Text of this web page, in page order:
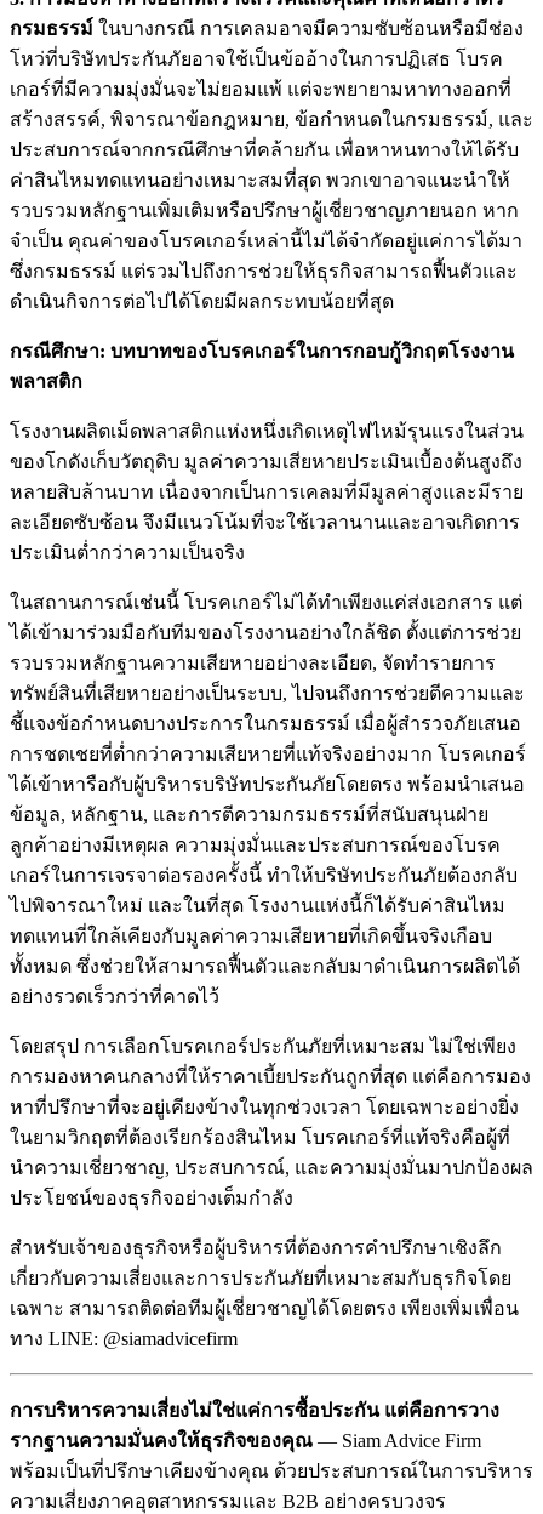
กรมธรรม์ ในบางกรณี การเคลมอาจมีความซับซ้อนหรือมีช่อง
โหว่ที่บริษัทประกันภัยอาจใช้เป็นข้ออ้างในการปฏิเสธ โบรค
เกอร์ที่มีความมุ่งมั่นจะไม่ยอมแพ้ แต่จะพยายามหาทางออกที่
สร้างสรรค์, พิจารณาข้อกฎหมาย, ข้อกำหนดในกรมธรรม์, และ
ประสบการณ์จากกรณีศึกษาที่คล้ายกัน เพื่อหาหนทางให้ได้รับ
ค่าสินไหมทดแทนอย่างเหมาะสมที่สุด พวกเขาอาจแนะนำให้
รวบรวมหลักฐานเพิ่มเติมหรือปรึกษาผู้เชี่ยวชาญภายนอก หาก
จำเป็น คุณค่าของโบรคเกอร์เหล่านี้ไม่ได้จำกัดอยู่แค่การได้มา
ซึ่งกรมธรรม์ แต่รวมไปถึงการช่วยให้ธุรกิจสามารถฟื้นตัวและ
ดำเนินกิจการต่อไปได้โดยมีผลกระทบน้อยที่สุด
กรณีศึกษา: บทบาทของโบรคเกอร์ในการกอบกู้วิกฤตโรงงาน
พลาสติก
โรงงานผลิตเม็ดพลาสติกแห่งหนึ่งเกิดเหตุไฟไหม้รุนแรงในส่วน
ของโกดังเก็บวัตถุดิบ มูลค่าความเสียหายประเมินเบื้องต้นสูงถึง
หลายสิบล้านบาท เนื่องจากเป็นการเคลมที่มีมูลค่าสูงและมีราย
ละเอียดซับซ้อน จึงมีแนวโน้มที่จะใช้เวลานานและอาจเกิดการ
ประเมินต่ำกว่าความเป็นจริง
ในสถานการณ์เช่นนี้ โบรคเกอร์ไม่ได้ทำเพียงแค่ส่งเอกสาร แต่
ได้เข้ามาร่วมมือกับทีมของโรงงานอย่างใกล้ชิด ตั้งแต่การช่วย
รวบรวมหลักฐานความเสียหายอย่างละเอียด, จัดทำรายการ
ทรัพย์สินที่เสียหายอย่างเป็นระบบ, ไปจนถึงการช่วยตีความและ
ชี้แจงข้อกำหนดบางประการในกรมธรรม์ เมื่อผู้สำรวจภัยเสนอ
การชดเชยที่ต่ำกว่าความเสียหายที่แท้จริงอย่างมาก โบรคเกอร์
ได้เข้าหารือกับผู้บริหารบริษัทประกันภัยโดยตรง พร้อมนำเสนอ
ข้อมูล, หลักฐาน, และการตีความกรมธรรม์ที่สนับสนุนฝ่าย
ลูกค้าอย่างมีเหตุผล ความมุ่งมั่นและประสบการณ์ของโบรค
เกอร์ในการเจรจาต่อรองครั้งนี้ ทำให้บริษัทประกันภัยต้องกลับ
ไปพิจารณาใหม่ และในที่สุด โรงงานแห่งนี้ก็ได้รับค่าสินไหม
ทดแทนที่ใกล้เคียงกับมูลค่าความเสียหายที่เกิดขึ้นจริงเกือบ
ทั้งหมด ซึ่งช่วยให้สามารถฟื้นตัวและกลับมาดำเนินการผลิตได้
อย่างรวดเร็วกว่าที่คาดไว้
โดยสรุป การเลือกโบรคเกอร์ประกันภัยที่เหมาะสม ไม่ใช่เพียง
การมองหาคนกลางที่ให้ราคาเบี้ยประกันถูกที่สุด แต่คือการมอง
หาที่ปรึกษาที่จะอยู่เคียงข้างในทุกช่วงเวลา โดยเฉพาะอย่างยิ่ง
ในยามวิกฤตที่ต้องเรียกร้องสินไหม โบรคเกอร์ที่แท้จริงคือผู้ที่
นำความเชี่ยวชาญ, ประสบการณ์, และความมุ่งมั่นมาปกป้องผล
ประโยชน์ของธุรกิจอย่างเต็มกำลัง
สำหรับเจ้าของธุรกิจหรือผู้บริหารที่ต้องการคำปรึกษาเชิงลึก
เกี่ยวกับความเสี่ยงและการประกันภัยที่เหมาะสมกับธุรกิจโดย
เฉพาะ สามารถติดต่อทีมผู้เชี่ยวชาญได้โดยตรง เพียงเพิ่มเพื่อน
ทาง LINE: @siamadvicefirm
การบริหารความเสี่ยงไม่ใช่แค่การซื้อประกัน แต่คือการวาง
รากฐานความมั่นคงให้ธุรกิจของคุณ — Siam Advice Firm
พร้อมเป็นที่ปรึกษาเคียงข้างคุณ ด้วยประสบการณ์ในการบริหาร
ความเสี่ยงภาคอุตสาหกรรมและ B2B อย่างครบวงจร